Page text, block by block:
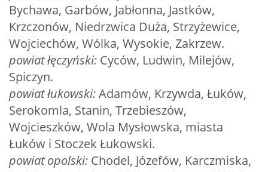
Bychawa, Garbów, Jabłonna, Jastków,
Krzczonów, Niedrzwica Duża, Strzyżewice,
Wojciechów, Wólka, Wysokie, Zakrzew.
powiat łęczyński: Cyców, Ludwin, Milejów,
Spiczyn.
powiat łukowski:Adamów, Krzywda, Łuków,
Serokomla, Stanin, Trzebieszów,
Wojcieszków, Wola Mysłowska, miasta
Łuków i Stoczek Łukowski.
powiat opolski: Chodel, Józefów, Karczmiska,